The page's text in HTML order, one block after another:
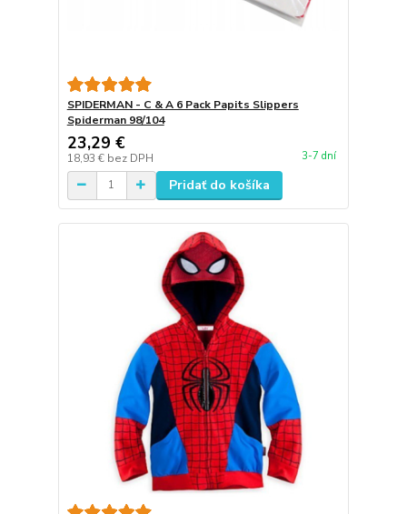
SPIDERMAN - C & A 6 Pack Papits Slippers
Spiderman 98/104
23,29 €
18,93 € bez DPH 3-7 dní
Pridať do košíka